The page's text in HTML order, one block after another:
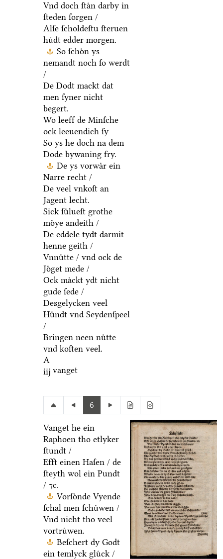
Vnd doch ſtaͤn darby in
ſteden ſorgen /
Alſe ſcholdeſtu ſteruen
huͤdt edder morgen.
So ſchoͤn ys
nemandt noch ſo werdt
/
De Dodt mackt dat
men ſyner nicht
begert.
Wo leeff de Minſche
ock leeuendich ſy
So ys he doch na dem
Dode bywaning fry.
De ys vorwaͤr ein
Narre recht /
De veel vnkoſt an
Jagent lecht.
Sick ſuͤlueſt grothe
moͤye andeith /
De eddele tydt darmit
henne geith /
Vnnuͤtte / vnd ock de
Joͤget mede /
Ock maͤckt ydt nicht
gude ſede /
Desgelycken veel
Huͤndt vnd Seydenſpeel
/
Bringen neen nuͤtte
vnd koſten veel.
A
iij vanget
6
Vanget he ein
Raphoen tho etlyker
ſtundt /
Efft einen Haſen / de
ſteyth wol ein Pundt
/ ⁊c.
Vorſoͤnde Vyende
ſchal men ſchuͤwen /
Vnd nicht tho veel
vortruͤwen.
Beſchert dy Godt
ein temlyck gluͤck /